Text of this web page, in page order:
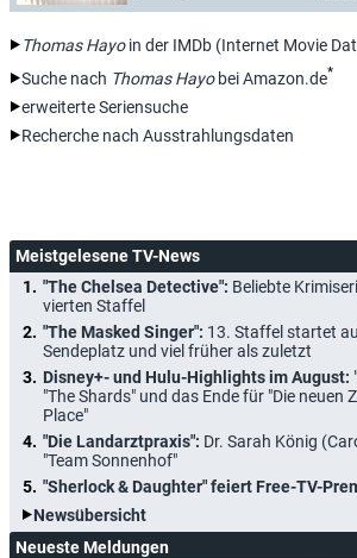
Thomas Hayoin der IMDb (Internet Movie
Suche nach Thomas Hayobei Amazon.de*
erweiterte Seriensuche
Recherche nach Ausstrahlungsdaten
Meistgelesene TV-News
"The Chelsea Detective": Beliebte
vierten Staffel
"The Masked Singer": 13. Staffel startet
Sendeplatz und viel früher als zuletzt
Disney+- und Hulu-Highlights im August:
"The Shards" und das Ende für "Die neuen
Place"
"Die Landarztpraxis": Dr. Sarah König
"Team Sonnenhof"
"Sherlock & Daughter" feiert Free-TV-
Newsübersicht
Neueste Meldungen